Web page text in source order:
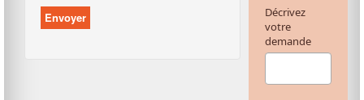
Envoyer
Décrivez
votre
demande